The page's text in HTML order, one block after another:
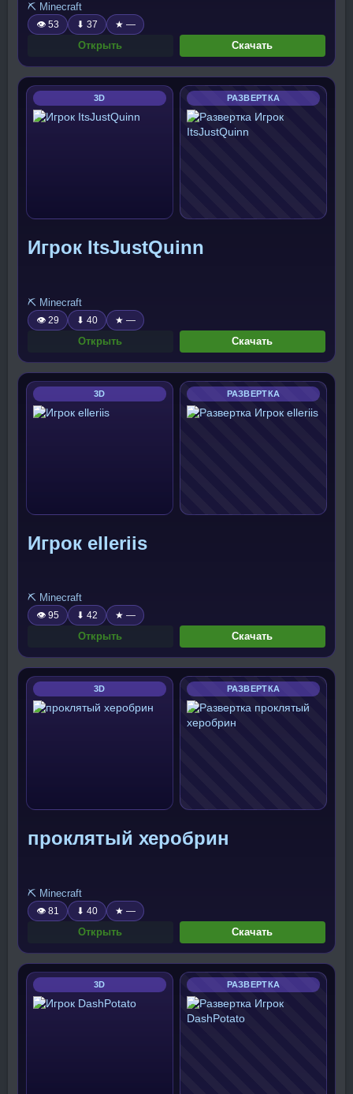
⛏️ Minecraft
👁 53 ⬇ 37 ★ —
Открыть Скачать
3D РАЗВЕРТКА
Игрок ItsJustQuinn
⛏️ Minecraft
👁 29 ⬇ 40 ★ —
Открыть Скачать
3D РАЗВЕРТКА
Игрок elleriis
⛏️ Minecraft
👁 95 ⬇ 42 ★ —
Открыть Скачать
3D РАЗВЕРТКА
проклятый херобрин
⛏️ Minecraft
👁 81 ⬇ 40 ★ —
Открыть Скачать
3D РАЗВЕРТКА